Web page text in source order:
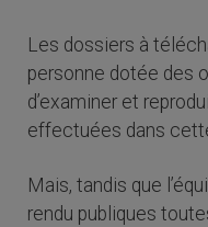
Les dossiers à
personne dotée des
d’examiner et
effectuées dans
Mais, tandis que
rendu publiques